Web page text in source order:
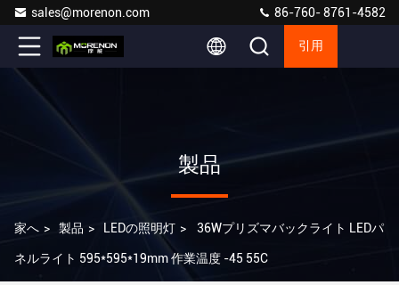
sales@morenon.com 86-760- 8761-4582
引用
製品
家へ > 製品 > LEDの照明灯 > 36Wプリズマバックライト LEDパ
ネルライト 595*595*19mm 作業温度 -45 55C